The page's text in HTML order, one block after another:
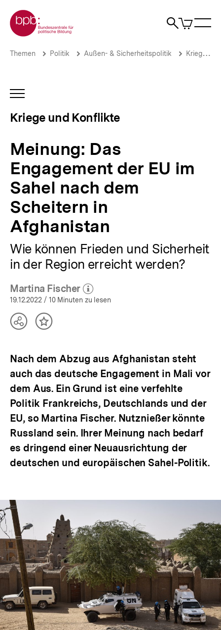
zum
Seiteninhalt
springen
Zur Startseite der bpb
Suche
Artikel
im
Meinung:
EU
im
Sahel
nach
Afghanistan
Kriege
und
Konflikte
bpb.de
Brotkrümelnavigation
Pfadnavigation
Themen Politik Außen- & Sicherheitspolitik Kriege & Konflikte
INHALTSNAVIGATION
Kriege und Konflikte
Meinung: Das
Engagement der EU im
Sahel nach dem
Scheitern in
Afghanistan
Wie können Frieden und Sicherheit
in der Region erreicht werden?
Martina Fischer
(Mehr zum Autor)
öffnen
19.12.2022 / 10 Minuten zu lesen
TeilenInhalt
Nach dem Abzug aus Afghanistan steht
auch das deutsche Engagement in Mali vor
dem Aus. Ein Grund ist eine verfehlte
Politik Frankreichs, Deutschlands und der
EU, so Martina Fischer. Nutznießer könnte
Russland sein. Ihrer Meinung nach bedarf
es dringend einer Neuausrichtung der
deutschen und europäischen Sahel-Politik.